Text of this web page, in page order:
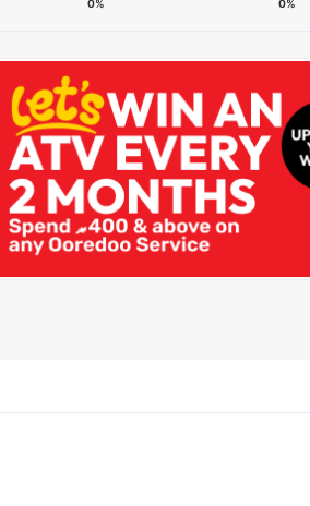
0%
0%